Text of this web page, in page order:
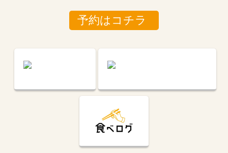
予約はコチラ